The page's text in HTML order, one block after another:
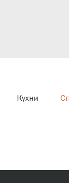
Кухни